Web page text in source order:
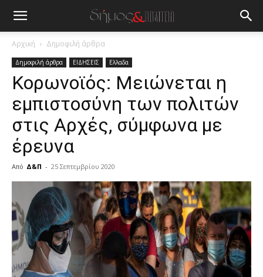
Αρχική Δημοφιλή άρθρα
Δημοφιλή άρθρα ΕΙΔΗΣΕΙΣ Ελλαδα
Κορωνοϊός: Μειώνεται η
εμπιστοσύνη των πολιτών
στις Αρχές, σύμφωνα με
έρευνα
Από Δ&Π - 25 Σεπτεμβρίου 2020
lesbians
very
hot
cam
show.desi
xxx
brandi